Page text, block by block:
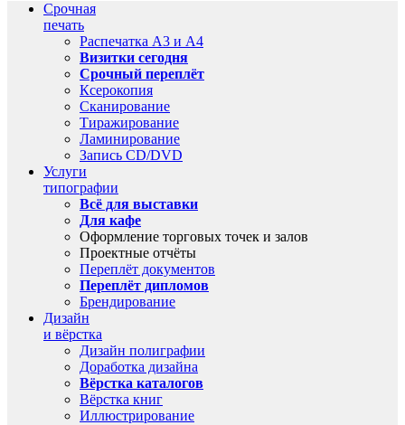
Срочная
печать
Распечатка А3 и А4
Визитки сегодня
Срочный переплёт
Ксерокопия
Сканирование
Тиражирование
Ламинирование
Запись CD/DVD
Услуги
типографии
Всё для выставки
Для кафе
Оформление торговых точек и залов
Проектные отчёты
Переплёт документов
Переплёт дипломов
Брендирование
Дизайн
и вёрстка
Дизайн полиграфии
Доработка дизайна
Вёрстка каталогов
Вёрстка книг
Иллюстрирование